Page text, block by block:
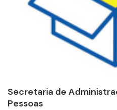
Secretaria de
Pessoas